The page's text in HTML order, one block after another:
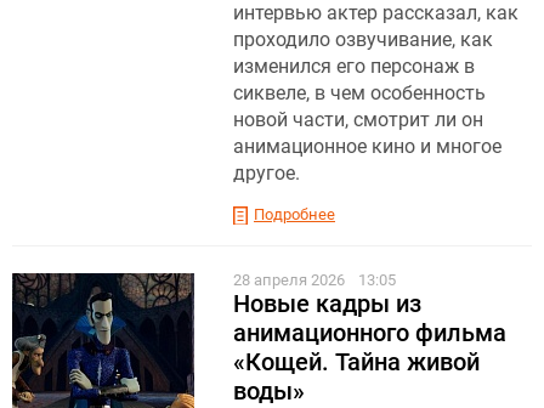
интервью актер рассказал, как
проходило озвучивание, как
изменился его персонаж в
сиквеле, в чем особенность
новой части, смотрит ли он
анимационное кино и многое
другое.
Подробнее
28 апреля 2026 13:05
Новые кадры из
анимационного фильма
«Кощей. Тайна живой
воды»